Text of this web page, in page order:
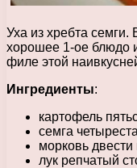
Уха из хребта семги.
хорошее 1-ое блюдо
филе этой
Ингредиенты:
картофель
семга четыреста
морковь двести
лук репчатый